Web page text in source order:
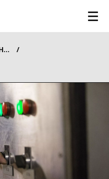
SOLUTIONS & TECHNOLOGIES